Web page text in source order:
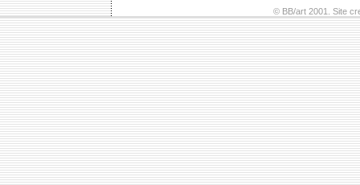
© BB/art 2001. Site